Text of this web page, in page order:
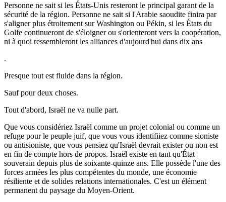
Personne ne sait si les États-Unis resteront le principal garant de la
sécurité de la région. Personne ne sait si l'Arabie saoudite finira par
s'aligner plus étroitement sur Washington ou Pékin, si les États du
Golfe continueront de s'éloigner ou s'orienteront vers la coopération,
ni à quoi ressembleront les alliances d'aujourd'hui dans dix ans
.
Presque tout est fluide dans la région.
Sauf pour deux choses.
Tout d'abord, Israël ne va nulle part.
Que vous considériez Israël comme un projet colonial ou comme un
refuge pour le peuple juif, que vous vous identifiiez comme sioniste
ou antisioniste, que vous pensiez qu'Israël devrait exister ou non est
en fin de compte hors de propos. Israël existe en tant qu'État
souverain depuis plus de soixante-quinze ans. Elle possède l'une des
forces armées les plus compétentes du monde, une économie
résiliente et de solides relations internationales. C'est un élément
permanent du paysage du Moyen-Orient.